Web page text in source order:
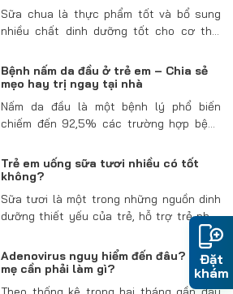
Sữa chua là thực phẩm tốt và bổ sung
nhiều chất dinh dưỡng tốt cho cơ thể;
tốt cho hệ tiêu hóa của trẻ. Tuy vậy, các
mẹ cần biết…
Bệnh nấm da đầu ở trẻ em – Chia sẻ
mẹo hay trị ngay tại nhà
Nấm da đầu là một bệnh lý phổ biến
chiếm đến 92,5% các trường hợp bệnh
da đầu ở trẻ em có thật sự nguy hiểm với
trẻ…
Trẻ em uống sữa tươi nhiều có tốt
không?
Sữa tươi là một trong những nguồn dinh
dưỡng thiết yếu của trẻ, hỗ trợ trẻ phát
triển cả về cân nặng lẫn chiều cao. Tuy
nhiên, trẻ uống nhiều sữa tươi có tốt
không? Đây là thắc…
Adenovirus nguy hiểm đến đâu? Cha
mẹ cần phải làm gì?
Đặt
khám